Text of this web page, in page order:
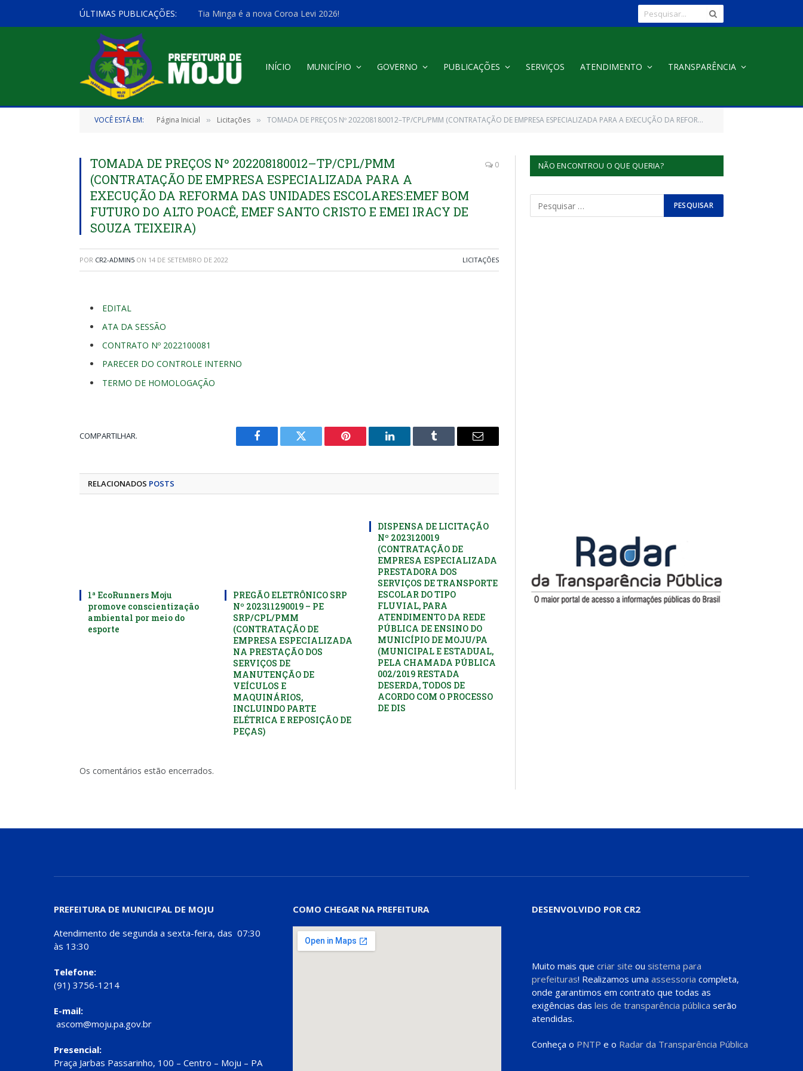
ÚLTIMAS PUBLICAÇÕES: Tia Minga é a nova Coroa Levi 2026!
INÍCIO MUNICÍPIO GOVERNO PUBLICAÇÕES SERVIÇOS ATENDIMENTO TRANSPARÊNCIA
VOCÊ ESTÁ EM: Página Inicial » Licitações » TOMADA DE PREÇOS Nº 202208180012–TP/CPL/PMM (CONTRATAÇÃO DE EMPRESA ESPECIALIZADA PARA A EXECUÇÃO DA REFORMA DAS UNIDADES ESCOLARES:EMEF BOM FUTURO DO ALTO POACÊ, EMEF SANTO CRISTO E EMEI IRACY DE SOUZA TEIXEIRA)
TOMADA DE PREÇOS Nº 202208180012–TP/CPL/PMM
(CONTRATAÇÃO DE EMPRESA ESPECIALIZADA PARA A
EXECUÇÃO DA REFORMA DAS UNIDADES ESCOLARES:EMEF BOM
FUTURO DO ALTO POACÊ, EMEF SANTO CRISTO E EMEI IRACY DE
SOUZA TEIXEIRA)
0
POR CR2-ADMIN5 ON 14 DE SETEMBRO DE 2022 LICITAÇÕES
EDITAL
ATA DA SESSÃO
CONTRATO Nº 2022100081
PARECER DO CONTROLE INTERNO
TERMO DE HOMOLOGAÇÃO
COMPARTILHAR.
Facebook Twitter Pinterest LinkedIn Tumblr
E-
RELACIONADOS POSTS
1ª EcoRunners Moju
promove conscientização
ambiental por meio do
esporte
PREGÃO ELETRÔNICO SRP
Nº 202311290019 – PE
SRP/CPL/PMM
(CONTRATAÇÃO DE
EMPRESA ESPECIALIZADA
NA PRESTAÇÃO DOS
SERVIÇOS DE
MANUTENÇÃO DE
VEÍCULOS E
MAQUINÁRIOS,
INCLUINDO PARTE
ELÉTRICA E REPOSIÇÃO DE
PEÇAS)
DISPENSA DE LICITAÇÃO
Nº 2023120019
(CONTRATAÇÃO DE
EMPRESA ESPECIALIZADA
PRESTADORA DOS
SERVIÇOS DE TRANSPORTE
ESCOLAR DO TIPO
FLUVIAL, PARA
ATENDIMENTO DA REDE
PÚBLICA DE ENSINO DO
MUNICÍPIO DE MOJU/PA
(MUNICIPAL E ESTADUAL,
PELA CHAMADA PÚBLICA
002/2019 RESTADA
DESERDA, TODOS DE
ACORDO COM O PROCESSO
DE DIS
Os comentários estão encerrados.
NÃO ENCONTROU O QUE QUERIA?
PREFEITURA DE MUNICIPAL DE MOJU
Atendimento de segunda a sexta-feira, das 07:30
às 13:30
Telefone:
(91) 3756-1214
E-mail:
ascom@moju.pa.gov.br
Presencial:
Praça Jarbas Passarinho, 100 – Centro – Moju – PA
COMO CHEGAR NA PREFEITURA DESENVOLVIDO POR CR2
Muito mais que criar site ou sistema para
prefeituras! Realizamos uma assessoria completa,
onde garantimos em contrato que todas as
exigências das leis de transparência pública serão
atendidas.
Conheça o PNTP e o Radar da Transparência Pública